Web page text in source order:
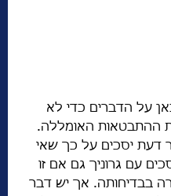
על הדברים כדי לא
ההתבטאות האומללה.
דעת יסכים על כך שאי
עם גרוניך גם אם זו
בבדיחותה. אך יש דבר